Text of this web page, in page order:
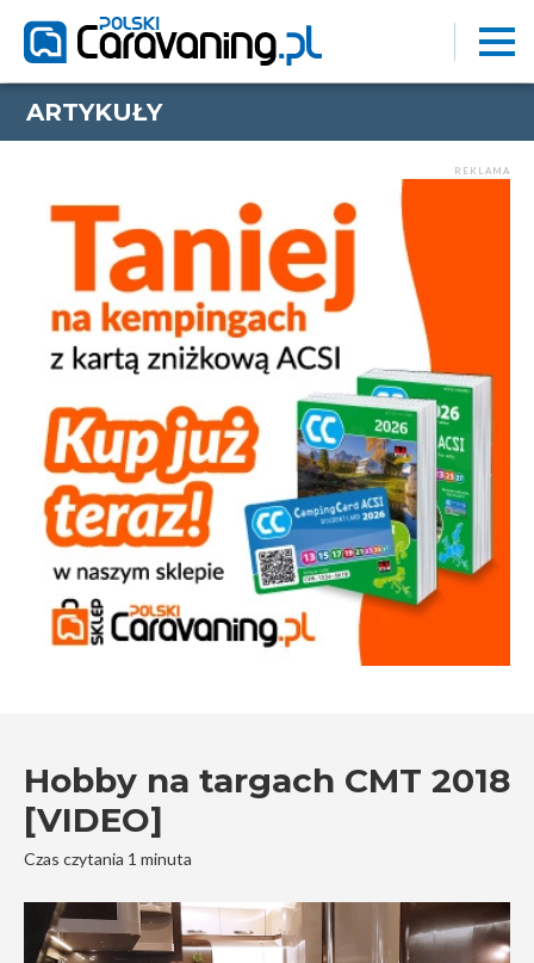
ARTYKUŁY
REKLAMA
Hobby na targach CMT 2018
[VIDEO]
Czas czytania 1 minuta